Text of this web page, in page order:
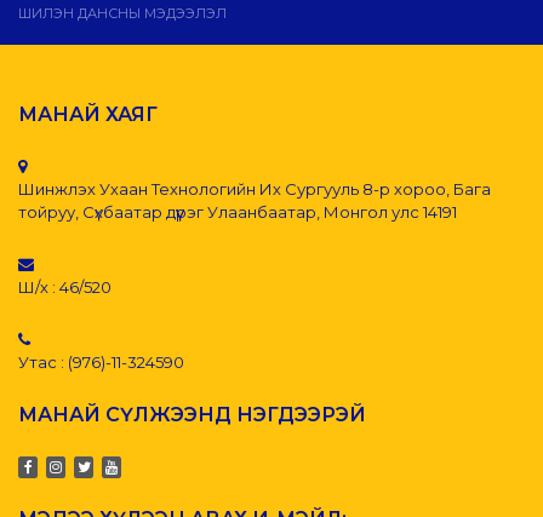
ШИЛЭН ДАНСНЫ МЭДЭЭЛЭЛ
МАНАЙ ХАЯГ
Шинжлэх Ухаан Технологийн Их Сургууль 8-р хороо, Бага
тойруу, Сүхбаатар дүүрэг Улаанбаатар, Монгол улс 14191
Ш/х : 46/520
Утас : (976)-11-324590
МАНАЙ СҮЛЖЭЭНД НЭГДЭЭРЭЙ